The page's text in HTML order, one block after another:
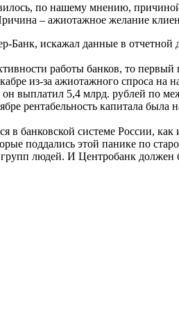
по нашему мнению,
– ажиотажное желание
искажал данные в
работы банков, то
из-за ажиотажного спроса
выплатил 5,4 млрд. рублей по
рентабельность капитала
в банковской системе России,
поддались этой панике по
людей. И Центробанк должен